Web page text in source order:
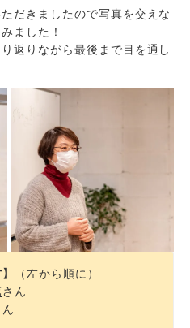
だきましたので写真を交えな
ました！
返りながら最後まで目を通し
（左から順に）
さん